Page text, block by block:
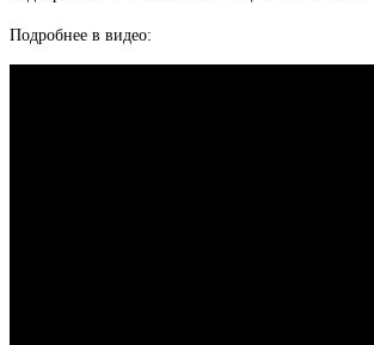
Подробнее в видео: